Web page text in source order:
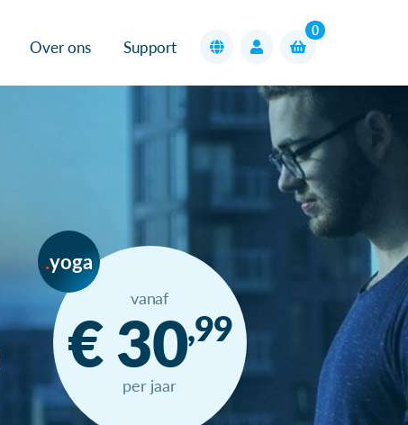
Over ons Support
0
yoga
vanaf
€ 30,99
per jaar